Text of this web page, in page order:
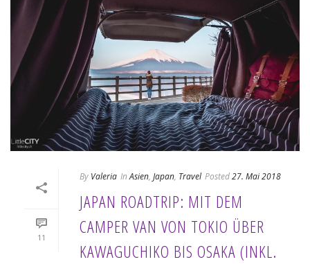
11
By Valeria In Asien, Japan, Travel Posted27. Mai 2018
JAPAN ROADTRIP: MIT DEM
CAMPER VAN VON TOKIO ÜBER
KAWAGUCHIKO BIS OSAKA (INKL.